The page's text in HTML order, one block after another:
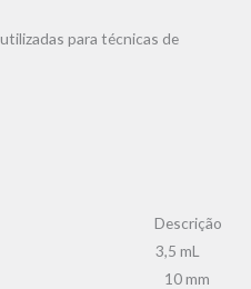
para técnicas de
Descrição
mL
mm